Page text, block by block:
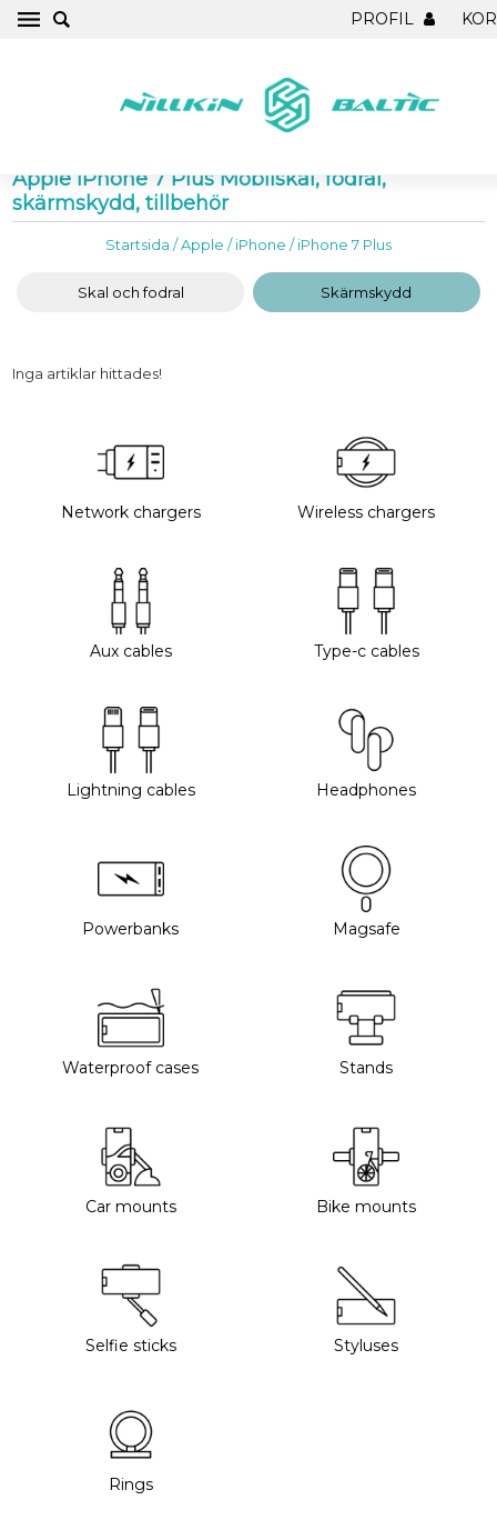
PROFIL
Apple iPhone 7 Plus Mobilskal, fodral,
skärmskydd, tillbehör
Startsida /Apple /iPhone /iPhone 7 Plus
Skal och fodral Skärmskydd
Inga artiklar hittades!
Network chargers Wireless chargers
Aux cables Type-c cables
Lightning cables Headphones
Powerbanks Magsafe
Waterproof cases Stands
Car mounts Bike mounts
Selfie sticks Styluses
Rings